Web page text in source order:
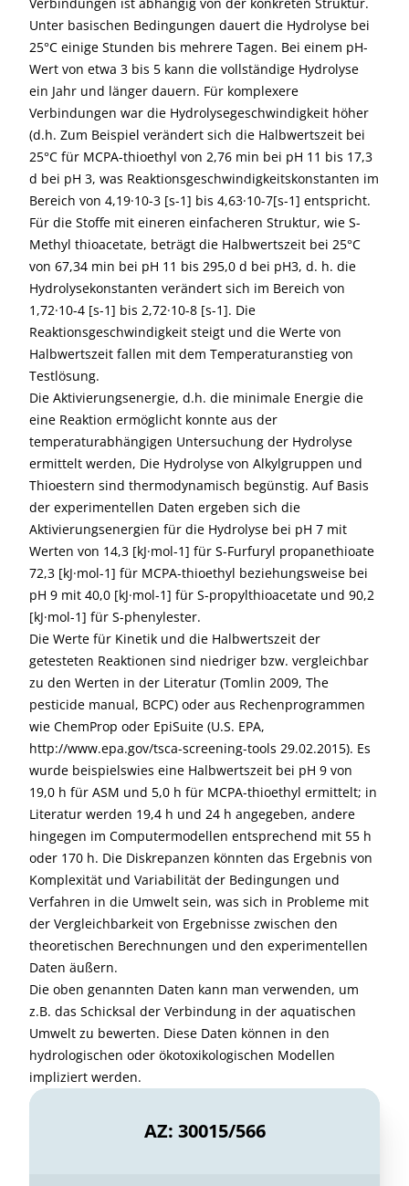
Unter basischen Bedingungen dauert die Hydrolyse bei
25°C einige Stunden bis mehrere Tagen. Bei einem pH-
Wert von etwa 3 bis 5 kann die vollständige Hydrolyse
ein Jahr und länger dauern. Für komplexere
Verbindungen war die Hydrolysegeschwindigkeit höher
(d.h. Zum Beispiel verändert sich die Halbwertszeit bei
25°C für MCPA-thioethyl von 2,76 min bei pH 11 bis 17,3
d bei pH 3, was Reaktionsgeschwindigkeitskonstanten im
Bereich von 4,19·10-3 [s-1] bis 4,63·10-7[s-1] entspricht.
Für die Stoffe mit eineren einfacheren Struktur, wie S-
Methyl thioacetate, beträgt die Halbwertszeit bei 25°C
von 67,34 min bei pH 11 bis 295,0 d bei pH3, d. h. die
Hydrolysekonstanten verändert sich im Bereich von
1,72·10-4 [s-1] bis 2,72·10-8 [s-1]. Die
Reaktionsgeschwindigkeit steigt und die Werte von
Halbwertszeit fallen mit dem Temperaturanstieg von
Testlösung.
Die Aktivierungsenergie, d.h. die minimale Energie die
eine Reaktion ermöglicht konnte aus der
temperaturabhängigen Untersuchung der Hydrolyse
ermittelt werden, Die Hydrolyse von Alkylgruppen und
Thioestern sind thermodynamisch begünstig. Auf Basis
der experimentellen Daten ergeben sich die
Aktivierungsenergien für die Hydrolyse bei pH 7 mit
Werten von 14,3 [kJ·mol-1] für S-Furfuryl propanethioate
72,3 [kJ·mol-1] für MCPA-thioethyl beziehungsweise bei
pH 9 mit 40,0 [kJ·mol-1] für S-propylthioacetate und 90,2
[kJ·mol-1] für S-phenylester.
Die Werte für Kinetik und die Halbwertszeit der
getesteten Reaktionen sind niedriger bzw. vergleichbar
zu den Werten in der Literatur (Tomlin 2009, The
pesticide manual, BCPC) oder aus Rechenprogrammen
wie ChemProp oder EpiSuite (U.S. EPA,
http://www.epa.gov/tsca-screening-tools 29.02.2015). Es
wurde beispielswies eine Halbwertszeit bei pH 9 von
19,0 h für ASM und 5,0 h für MCPA-thioethyl ermittelt; in
Literatur werden 19,4 h und 24 h angegeben, andere
hingegen im Computermodellen entsprechend mit 55 h
oder 170 h. Die Diskrepanzen könnten das Ergebnis von
Komplexität und Variabilität der Bedingungen und
Verfahren in die Umwelt sein, was sich in Probleme mit
der Vergleichbarkeit von Ergebnisse zwischen den
theoretischen Berechnungen und den experimentellen
Daten äußern.
Die oben genannten Daten kann man verwenden, um
z.B. das Schicksal der Verbindung in der aquatischen
Umwelt zu bewerten. Diese Daten können in den
hydrologischen oder ökotoxikologischen Modellen
impliziert werden.
AZ: 30015/566